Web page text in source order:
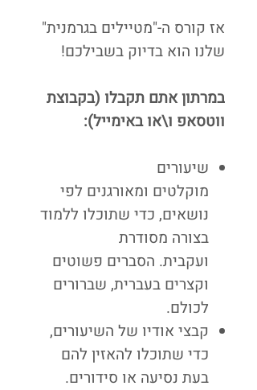
אז קורס ה-"מטיילים בגרמנית"
שלנו הוא בדיוק בשבילכם!
במרתון אתם תקבלו (בקבוצת
ווטסאפ ו\או באימייל):
שיעורים
מוקלטים ומאורגנים לפי
נושאים, כדי שתוכלו ללמוד
בצורה מסודרת
ועקבית. הסברים פשוטים
וקצרים בעברית, שברורים
לכולם.
קבצי אודיו של השיעורים,
כדי שתוכלו להאזין להם
בעת נסיעה או סידורים.